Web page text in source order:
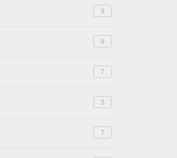
9
8
7
3
7